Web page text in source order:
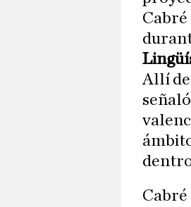
Cabré
Allí
Cabré